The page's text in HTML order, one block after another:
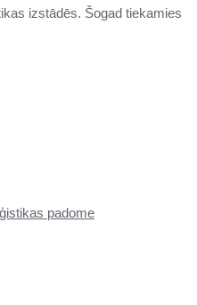
izstādēs. Šogad tiekamies
padome